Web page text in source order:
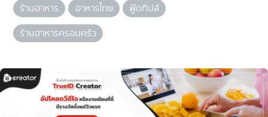
ร้านอาหาร
อาหารไทย
ฟู้ดทิปส์
ร้านอาหารครอบครัว